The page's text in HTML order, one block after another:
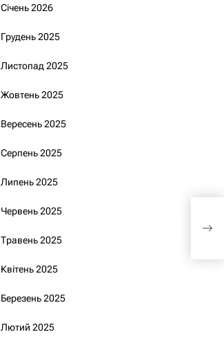
Січень 2026
Грудень 2025
Листопад 2025
Жовтень 2025
Вересень 2025
Серпень 2025
Липень 2025
Червень 2025
Травень 2025
Квітень 2025
Березень 2025
Лютий 2025